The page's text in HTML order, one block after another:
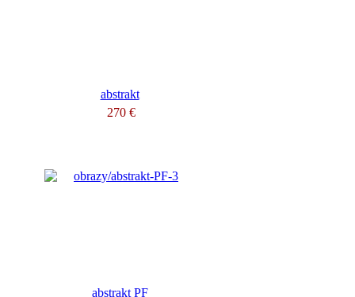
abstrakt
270 €
abstrakt PF